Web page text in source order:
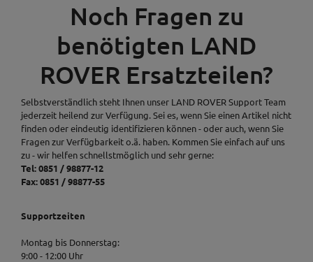
Noch Fragen zu
benötigten LAND
ROVER Ersatzteilen?
Selbstverständlich steht Ihnen unser LAND ROVER Support Team
jederzeit heilend zur Verfügung. Sei es, wenn Sie einen Artikel nicht
finden oder eindeutig identifizieren können - oder auch, wenn Sie
Fragen zur Verfügbarkeit o.ä. haben. Kommen Sie einfach auf uns
zu - wir helfen schnellstmöglich und sehr gerne:
Tel: 0851 / 98877-12
Fax: 0851 / 98877-55
Supportzeiten
Montag bis Donnerstag:
9:00 - 12:00 Uhr